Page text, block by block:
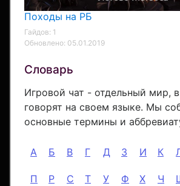
Походы на РБ
Гайдов: 1
Обновлено: 05.01.2019
Словарь
Игровой чат - отдельный мир,
говорят на своем языке. Мы
основные термины и
А Б В Г Д З И К
П Р С Т У Ф Х Ч